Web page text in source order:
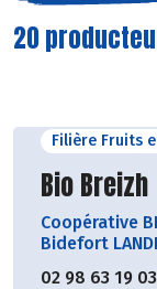
20
Filière Fruits
Découvrir
Bio Breizh
Coopérative
Bidefort
02 98 63 19 03